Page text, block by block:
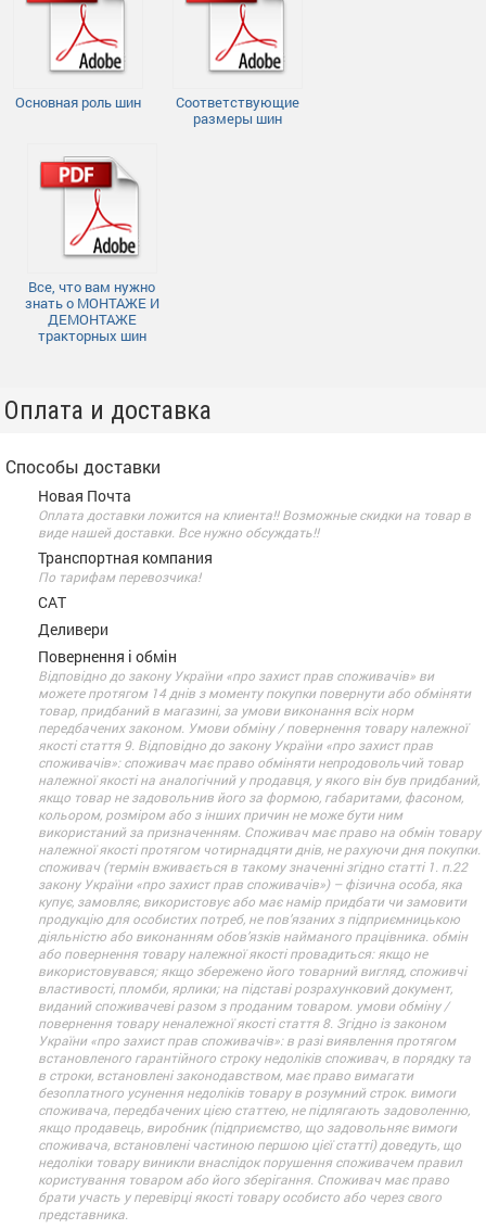
Основная роль шин
Соответствующие
размеры шин
Все, что вам нужно
знать о МОНТАЖЕ И
ДЕМОНТАЖЕ
тракторных шин
Оплата и доставка
Способы доставки
Новая Почта
Оплата доставки ложится на клиента!! Возможные скидки на товар в
виде нашей доставки. Все нужно обсуждать!!
Транспортная компания
По тарифам перевозчика!
САТ
Деливери
Повернення і обмін
Відповідно до закону України «про захист прав споживачів» ви
можете протягом 14 днів з моменту покупки повернути або обміняти
товар, придбаний в магазині, за умови виконання всіх норм
передбачених законом. Умови обміну / повернення товару належної
якості стаття 9. Відповідно до закону України «про захист прав
споживачів»: споживач має право обміняти непродовольчий товар
належної якості на аналогічний у продавця, у якого він був придбаний,
якщо товар не задовольнив його за формою, габаритами, фасоном,
кольором, розміром або з інших причин не може бути ним
використаний за призначенням. Споживач має право на обмін товару
належної якості протягом чотирнадцяти днів, не рахуючи дня покупки.
споживач (термін вживається в такому значенні згідно статті 1. п.22
закону України «про захист прав споживачів») – фізична особа, яка
купує, замовляє, використовує або має намір придбати чи замовити
продукцію для особистих потреб, не пов’язаних з підприємницькою
діяльністю або виконанням обов’язків найманого працівника. обмін
або повернення товару належної якості провадиться: якщо не
використовувався; якщо збережено його товарний вигляд, споживчі
властивості, пломби, ярлики; на підставі розрахунковий документ,
виданий споживачеві разом з проданим товаром. умови обміну /
повернення товару неналежної якості стаття 8. Згідно із законом
України «про захист прав споживачів»: в разі виявлення протягом
встановленого гарантійного строку недоліків споживач, в порядку та
в строки, встановлені законодавством, має право вимагати
безоплатного усунення недоліків товару в розумний строк. вимоги
споживача, передбачених цією статтею, не підлягають задоволенню,
якщо продавець, виробник (підприємство, що задовольняє вимоги
споживача, встановлені частиною першою цієї статті) доведуть, що
недоліки товару виникли внаслідок порушення споживачем правил
користування товаром або його зберігання. Споживач має право
брати участь у перевірці якості товару особисто або через свого
представника.